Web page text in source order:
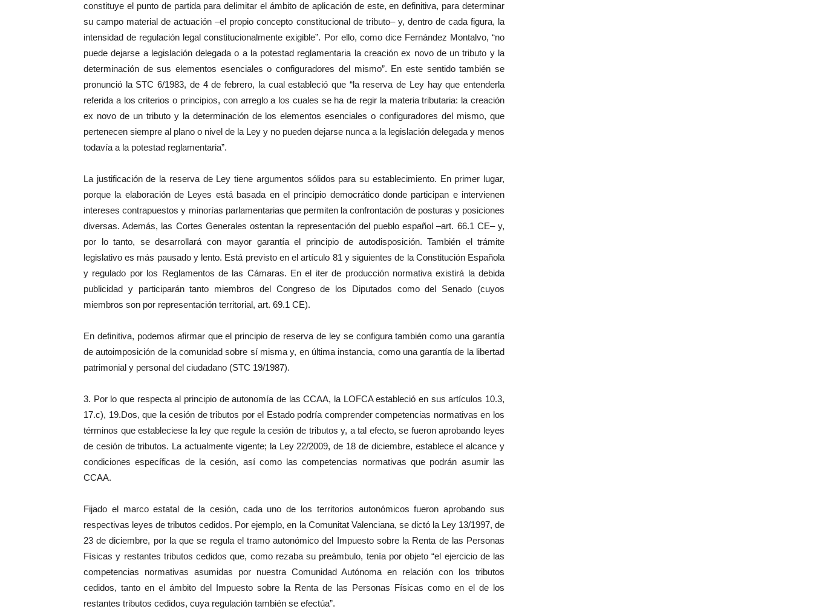
constituye el punto de partida para delimitar el ámbito de aplicación de este, en definitiva, para determinar
su campo material de actuación –el propio concepto constitucional de tributo– y, dentro de cada figura, la
intensidad de regulación legal constitucionalmente exigible”. Por ello, como dice Fernández Montalvo, “no
puede dejarse a legislación delegada o a la potestad reglamentaria la creación ex novo de un tributo y la
determinación de sus elementos esenciales o configuradores del mismo”. En este sentido también se
pronunció la STC 6/1983, de 4 de febrero, la cual estableció que “la reserva de Ley hay que entenderla
referida a los criterios o principios, con arreglo a los cuales se ha de regir la materia tributaria: la creación
ex novo de un tributo y la determinación de los elementos esenciales o configuradores del mismo, que
pertenecen siempre al plano o nivel de la Ley y no pueden dejarse nunca a la legislación delegada y menos
todavía a la potestad reglamentaria”.
La justificación de la reserva de Ley tiene argumentos sólidos para su establecimiento. En primer lugar,
porque la elaboración de Leyes está basada en el principio democrático donde participan e intervienen
intereses contrapuestos y minorías parlamentarias que permiten la confrontación de posturas y posiciones
diversas. Además, las Cortes Generales ostentan la representación del pueblo español –art. 66.1 CE– y,
por lo tanto, se desarrollará con mayor garantía el principio de autodisposición. También el trámite
legislativo es más pausado y lento. Está previsto en el artículo 81 y siguientes de la Constitución Española
y regulado por los Reglamentos de las Cámaras. En el iter de producción normativa existirá la debida
publicidad y participarán tanto miembros del Congreso de los Diputados como del Senado (cuyos
miembros son por representación territorial, art. 69.1 CE).
En definitiva, podemos afirmar que el principio de reserva de ley se configura también como una garantía
de autoimposición de la comunidad sobre sí misma y, en última instancia, como una garantía de la libertad
patrimonial y personal del ciudadano (STC 19/1987).
3. Por lo que respecta al principio de autonomía de las CCAA, la LOFCA estableció en sus artículos 10.3,
17.c), 19.Dos, que la cesión de tributos por el Estado podría comprender competencias normativas en los
términos que estableciese la ley que regule la cesión de tributos y, a tal efecto, se fueron aprobando leyes
de cesión de tributos. La actualmente vigente; la Ley 22/2009, de 18 de diciembre, establece el alcance y
condiciones específicas de la cesión, así como las competencias normativas que podrán asumir las
CCAA.
Fijado el marco estatal de la cesión, cada uno de los territorios autonómicos fueron aprobando sus
respectivas leyes de tributos cedidos. Por ejemplo, en la Comunitat Valenciana, se dictó la Ley 13/1997, de
23 de diciembre, por la que se regula el tramo autonómico del Impuesto sobre la Renta de las Personas
Físicas y restantes tributos cedidos que, como rezaba su preámbulo, tenía por objeto “el ejercicio de las
competencias normativas asumidas por nuestra Comunidad Autónoma en relación con los tributos
cedidos, tanto en el ámbito del Impuesto sobre la Renta de las Personas Físicas como en el de los
restantes tributos cedidos, cuya regulación también se efectúa”.